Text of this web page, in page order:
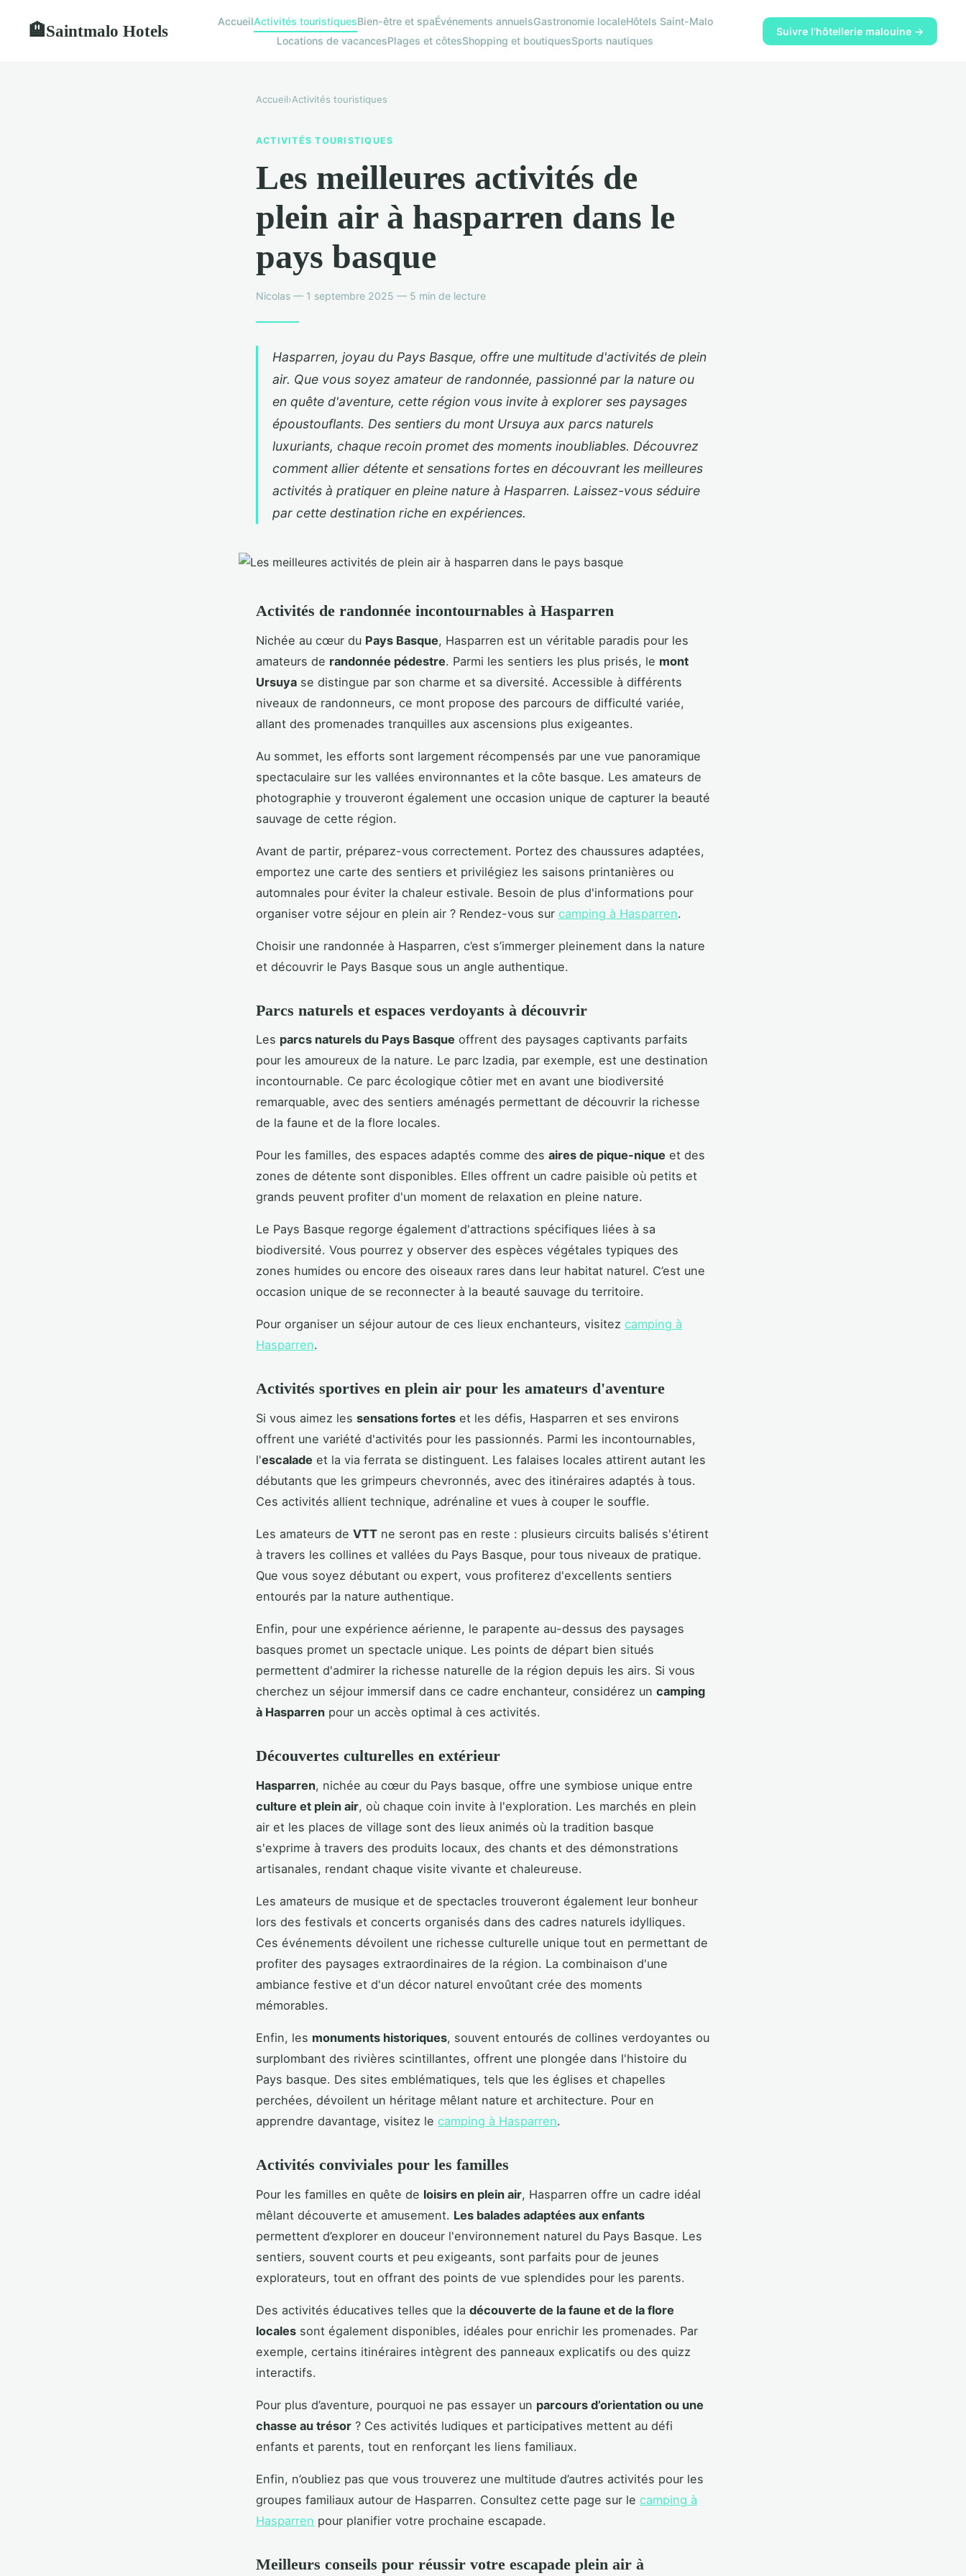
🏨Saintmalo Hotels AccueilActivités touristiquesBien-être et spaÉvénements annuelsGastronomie localeHôtels Saint-Malo
Locations de vacancesPlages et côtesShopping et boutiquesSports nautiques
Suivre l'hôtellerie malouine →
Accueil›Activités touristiques
ACTIVITÉS TOURISTIQUES
Les meilleures activités de
plein air à hasparren dans le
pays basque
Nicolas — 1 septembre 2025 — 5 min de lecture
Hasparren, joyau du Pays Basque, offre une multitude d'activités de plein
air. Que vous soyez amateur de randonnée, passionné par la nature ou
en quête d'aventure, cette région vous invite à explorer ses paysages
époustouflants. Des sentiers du mont Ursuya aux parcs naturels
luxuriants, chaque recoin promet des moments inoubliables. Découvrez
comment allier détente et sensations fortes en découvrant les meilleures
activités à pratiquer en pleine nature à Hasparren. Laissez-vous séduire
par cette destination riche en expériences.
Activités de randonnée incontournables à Hasparren
Nichée au cœur du Pays Basque, Hasparren est un véritable paradis pour les
amateurs de randonnée pédestre. Parmi les sentiers les plus prisés, le mont
Ursuya se distingue par son charme et sa diversité. Accessible à différents
niveaux de randonneurs, ce mont propose des parcours de difficulté variée,
allant des promenades tranquilles aux ascensions plus exigeantes.
Au sommet, les efforts sont largement récompensés par une vue panoramique
spectaculaire sur les vallées environnantes et la côte basque. Les amateurs de
photographie y trouveront également une occasion unique de capturer la beauté
sauvage de cette région.
Avant de partir, préparez-vous correctement. Portez des chaussures adaptées,
emportez une carte des sentiers et privilégiez les saisons printanières ou
automnales pour éviter la chaleur estivale. Besoin de plus d'informations pour
organiser votre séjour en plein air ? Rendez-vous sur camping à Hasparren.
Choisir une randonnée à Hasparren, c’est s’immerger pleinement dans la nature
et découvrir le Pays Basque sous un angle authentique.
Parcs naturels et espaces verdoyants à découvrir
Les parcs naturels du Pays Basque offrent des paysages captivants parfaits
pour les amoureux de la nature. Le parc Izadia, par exemple, est une destination
incontournable. Ce parc écologique côtier met en avant une biodiversité
remarquable, avec des sentiers aménagés permettant de découvrir la richesse
de la faune et de la flore locales.
Pour les familles, des espaces adaptés comme des aires de pique-nique et des
zones de détente sont disponibles. Elles offrent un cadre paisible où petits et
grands peuvent profiter d'un moment de relaxation en pleine nature.
Le Pays Basque regorge également d'attractions spécifiques liées à sa
biodiversité. Vous pourrez y observer des espèces végétales typiques des
zones humides ou encore des oiseaux rares dans leur habitat naturel. C’est une
occasion unique de se reconnecter à la beauté sauvage du territoire.
Pour organiser un séjour autour de ces lieux enchanteurs, visitez camping à
Hasparren.
Activités sportives en plein air pour les amateurs d'aventure
Si vous aimez les sensations fortes et les défis, Hasparren et ses environs
offrent une variété d'activités pour les passionnés. Parmi les incontournables,
l'escalade et la via ferrata se distinguent. Les falaises locales attirent autant les
débutants que les grimpeurs chevronnés, avec des itinéraires adaptés à tous.
Ces activités allient technique, adrénaline et vues à couper le souffle.
Les amateurs de VTT ne seront pas en reste : plusieurs circuits balisés s'étirent
à travers les collines et vallées du Pays Basque, pour tous niveaux de pratique.
Que vous soyez débutant ou expert, vous profiterez d'excellents sentiers
entourés par la nature authentique.
Enfin, pour une expérience aérienne, le parapente au-dessus des paysages
basques promet un spectacle unique. Les points de départ bien situés
permettent d'admirer la richesse naturelle de la région depuis les airs. Si vous
cherchez un séjour immersif dans ce cadre enchanteur, considérez un camping
à Hasparren pour un accès optimal à ces activités.
Découvertes culturelles en extérieur
Hasparren, nichée au cœur du Pays basque, offre une symbiose unique entre
culture et plein air, où chaque coin invite à l'exploration. Les marchés en plein
air et les places de village sont des lieux animés où la tradition basque
s'exprime à travers des produits locaux, des chants et des démonstrations
artisanales, rendant chaque visite vivante et chaleureuse.
Les amateurs de musique et de spectacles trouveront également leur bonheur
lors des festivals et concerts organisés dans des cadres naturels idylliques.
Ces événements dévoilent une richesse culturelle unique tout en permettant de
profiter des paysages extraordinaires de la région. La combinaison d'une
ambiance festive et d'un décor naturel envoûtant crée des moments
mémorables.
Enfin, les monuments historiques, souvent entourés de collines verdoyantes ou
surplombant des rivières scintillantes, offrent une plongée dans l'histoire du
Pays basque. Des sites emblématiques, tels que les églises et chapelles
perchées, dévoilent un héritage mêlant nature et architecture. Pour en
apprendre davantage, visitez le camping à Hasparren.
Activités conviviales pour les familles
Pour les familles en quête de loisirs en plein air, Hasparren offre un cadre idéal
mêlant découverte et amusement. Les balades adaptées aux enfants
permettent d’explorer en douceur l'environnement naturel du Pays Basque. Les
sentiers, souvent courts et peu exigeants, sont parfaits pour de jeunes
explorateurs, tout en offrant des points de vue splendides pour les parents.
Des activités éducatives telles que la découverte de la faune et de la flore
locales sont également disponibles, idéales pour enrichir les promenades. Par
exemple, certains itinéraires intègrent des panneaux explicatifs ou des quizz
interactifs.
Pour plus d’aventure, pourquoi ne pas essayer un parcours d’orientation ou une
chasse au trésor ? Ces activités ludiques et participatives mettent au défi
enfants et parents, tout en renforçant les liens familiaux.
Enfin, n’oubliez pas que vous trouverez une multitude d’autres activités pour les
groupes familiaux autour de Hasparren. Consultez cette page sur le camping à
Hasparren pour planifier votre prochaine escapade.
Meilleurs conseils pour réussir votre escapade plein air à